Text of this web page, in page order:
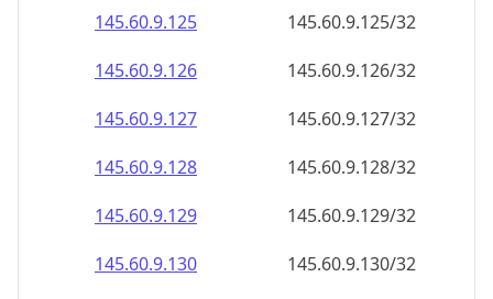
145.60.9.125
145.60.9.125/32
145.60.9.126
145.60.9.126/32
145.60.9.127
145.60.9.127/32
145.60.9.128
145.60.9.128/32
145.60.9.129
145.60.9.129/32
145.60.9.130
145.60.9.130/32